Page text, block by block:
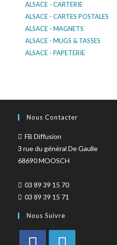
ALSACE - CARTERIE
ALSACE - CARTES POSTALES
ALSACE - MAGNETS
ALSACE - MUGS & TASSES
ALSACE - PAPETERIE
Nous Contacter
FB Diffusion
3 rue du général De Gaulle
68690 MOOSCH
03 89 39 15 70
03 89 39 15 71
Nous Suivre